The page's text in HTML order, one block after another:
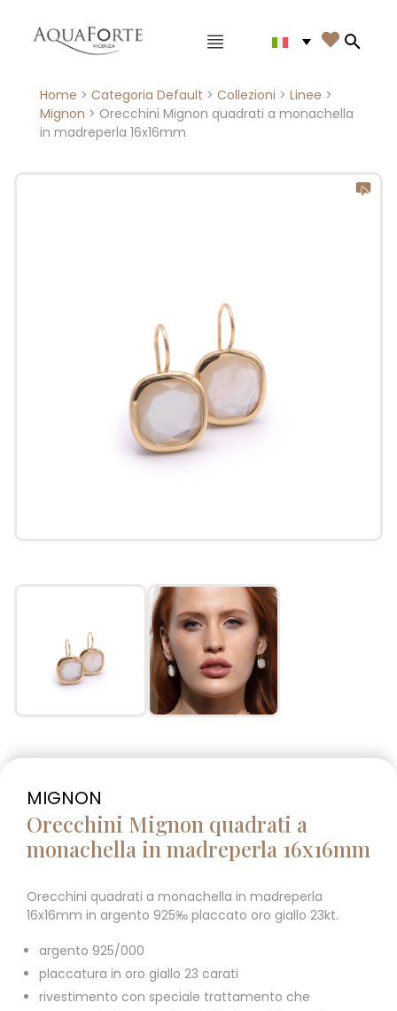
Menù principale 
Home > Categoria Default > Collezioni > Linee >
Mignon > Orecchini Mignon quadrati a monachella
in madreperla 16x16mm
MIGNON
Orecchini Mignon quadrati a
monachella in madreperla 16x16mm
Orecchini quadrati a monachella in madreperla
16x16mm in argento 925‰ placcato oro giallo 23kt.
argento 925/000
placcatura in oro giallo 23 carati
rivestimento con speciale trattamento che